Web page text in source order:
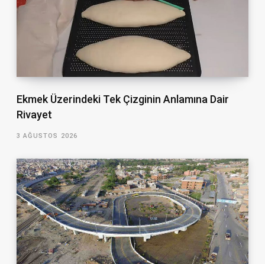
Ekmek Üzerindeki Tek Çizginin Anlamına Dair
Rivayet
3 AĞUSTOS 2026